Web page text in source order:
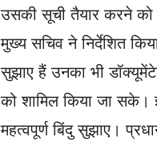
उसकी सूची तैयार करने को
मुख्य सचिव ने निर्देशित
सुझाए हैं उनका भी
को शामिल किया जा सके।
महत्वपूर्ण बिंदु सुझाए।